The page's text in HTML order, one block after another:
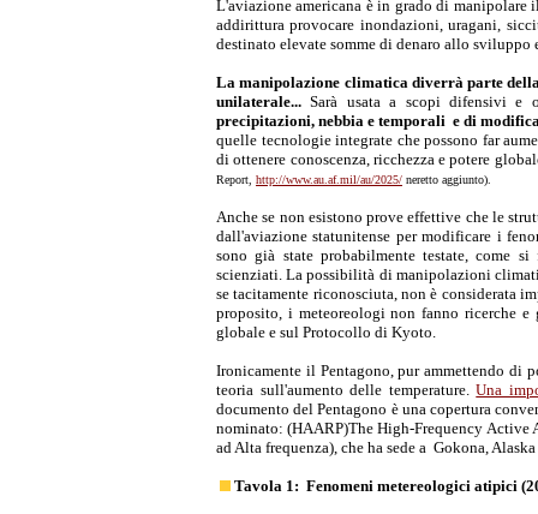
L'aviazione americana è in grado di manipolare
addirittura provocare inondazioni, uragani,
destinato elevate somme di denaro allo
La manipolazione climatica diverrà parte
unilaterale... Sarà usata a scopi difensivi e
precipitazioni, nebbia e temporali e di
quelle tecnologie integrate che possono far
di ottenere conoscenza, ricchezza e potere
Report, http://www.au.af.mil/au/2025/ neretto aggiunto).
Anche se non esistono prove effettive che le
dall'aviazione statunitense per modificare i
sono già state probabilmente testate, come
scienziati. La possibilità di manipolazioni
se tacitamente riconosciuta, non è considerata
proposito, i meteoreologi non fanno ricerche
globale e sul Protocollo di Kyoto.
Ironicamente il Pentagono, pur ammettendo di
teoria sull'aumento delle temperature.Una
documento del Pentagono è una copertura
nominato: (HAARP)The High-Frequency Active
ad Alta frequenza), che ha sede a Gokona,
Tavola 1: Fenomeni metereologici atipici